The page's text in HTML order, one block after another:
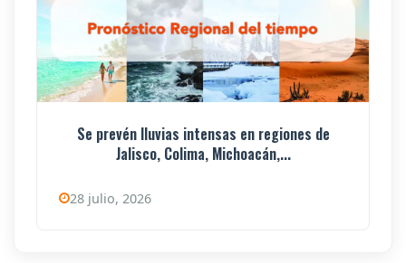
Se prevén lluvias intensas en regiones de
Jalisco, Colima, Michoacán,...
28 julio, 2026